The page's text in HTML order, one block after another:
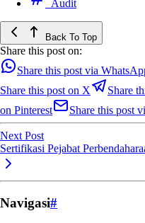
Audit
Back To Top
Share this post on:
Share this post via
Share this post on X
Share
on Pinterest
Share this post
Next Post
Sertifikasi Pejabat
Navigasi#